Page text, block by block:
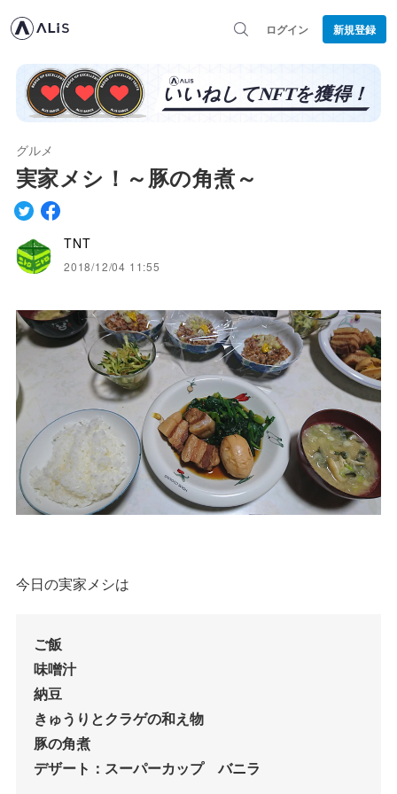
ログイン 新規登録
グルメ
実家メシ！～豚の角煮～
TNT
2018/12/04 11:55
今日の実家メシは
ご飯
味噌汁
納豆
きゅうりとクラゲの和え物
豚の角煮
デザート：スーパーカップ バニラ